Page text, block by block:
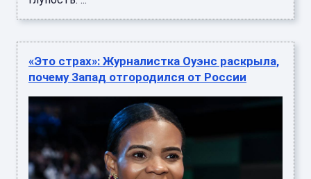
«Это страх»: Журналистка Оуэнс раскрыла,
почему Запад отгородился от России